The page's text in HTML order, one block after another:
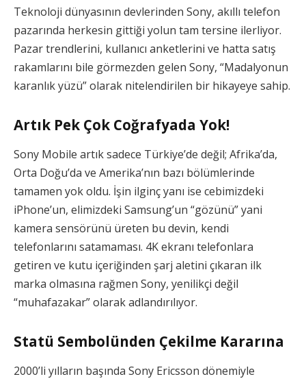
Teknoloji dünyasının devlerinden Sony, akıllı telefon
pazarında herkesin gittiği yolun tam tersine ilerliyor.
Pazar trendlerini, kullanıcı anketlerini ve hatta satış
rakamlarını bile görmezden gelen Sony, “Madalyonun
karanlık yüzü” olarak nitelendirilen bir hikayeye sahip.
Artık Pek Çok Coğrafyada Yok!
Sony Mobile artık sadece Türkiye’de değil; Afrika’da,
Orta Doğu’da ve Amerika’nın bazı bölümlerinde
tamamen yok oldu. İşin ilginç yanı ise cebimizdeki
iPhone’un, elimizdeki Samsung’un “gözünü” yani
kamera sensörünü üreten bu devin, kendi
telefonlarını satamaması. 4K ekranı telefonlara
getiren ve kutu içeriğinden şarj aletini çıkaran ilk
marka olmasına rağmen Sony, yenilikçi değil
“muhafazakar” olarak adlandırılıyor.
Statü Sembolünden Çekilme Kararına
2000’li yılların başında Sony Ericsson dönemiyle